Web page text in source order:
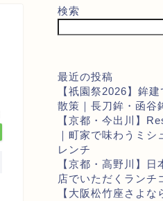
検索
最近の投稿
【祇園祭2026】鉾
散策｜長刀鉾・函谷
【京都・今出川】
｜町家で味わうミ
レンチ
【京都・高野川】
店でいただくランチ
【大阪松竹座さよ